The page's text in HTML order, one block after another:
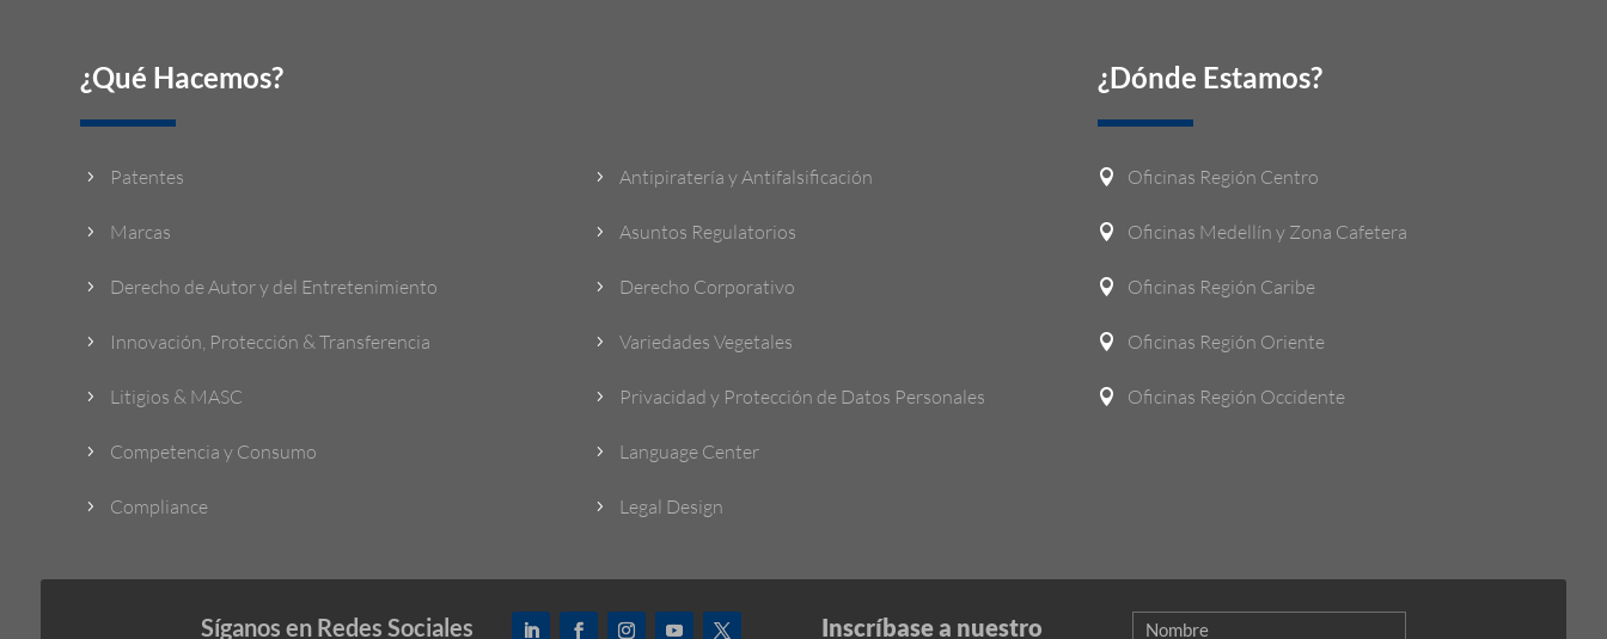
¿Qué Hacemos?
5 Patentes
5 Marcas
5 Derecho de Autor y del Entretenimiento
5 Innovación, Protección & Transferencia
5 Litigios & MASC
5 Competencia y Consumo
5 Compliance
5 Antipiratería y Antifalsificación
5 Asuntos Regulatorios
5 Derecho Corporativo
5 Variedades Vegetales
5 Privacidad y Protección de Datos Personales
5 Language Center
5 Legal Design
¿Dónde Estamos?
 Oficinas Región Centro
 Oficinas Medellín y Zona Cafetera
 Oficinas Región Caribe
 Oficinas Región Oriente
 Oficinas Región Occidente
Síganos en Redes Sociales Inscríbase a nuestro